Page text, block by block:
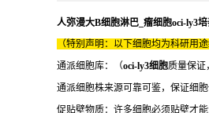
人弥漫大B细胞淋巴_瘤细胞oci-ly3
（特别声明：以下细胞均为科研用
通派细胞库：（oci-ly3细胞质量保证
通派细胞株来源可靠可鉴，保证细
促贴壁物质：许多细胞必须贴壁才